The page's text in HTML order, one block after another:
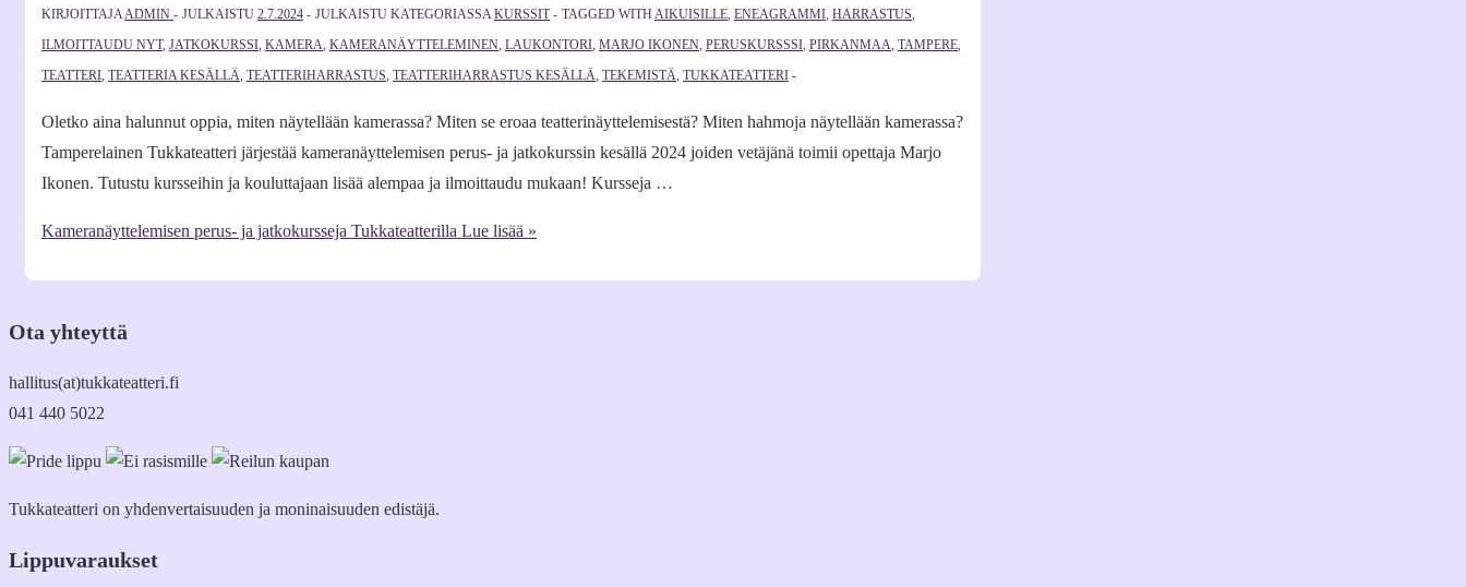
KIRJOITTAJAADMIN JULKAISTU 2.7.2024 JULKAISTU KATEGORIASSAKURSSIT TAGGED WITHAIKUISILLE, ENEAGRAMMI, HARRASTUS,
ILMOITTAUDU NYT, JATKOKURSSI, KAMERA, KAMERANÄYTTELEMINEN, LAUKONTORI, MARJO IKONEN, PERUSKURSSSI, PIRKANMAA, TAMPERE,
TEATTERI, TEATTERIA KESÄLLÄ, TEATTERIHARRASTUS, TEATTERIHARRASTUS KESÄLLÄ, TEKEMISTÄ, TUKKATEATTERI
Oletko aina halunnut oppia, miten näytellään kamerassa? Miten se eroaa teatterinäyttelemisestä? Miten hahmoja näytellään kamerassa?
Tamperelainen Tukkateatteri järjestää kameranäyttelemisen perus- ja jatkokurssin kesällä 2024 joiden vetäjänä toimii opettaja Marjo
Ikonen. Tutustu kursseihin ja kouluttajaan lisää alempaa ja ilmoittaudu mukaan! Kursseja …
Kameranäyttelemisen perus- ja jatkokursseja Tukkateatterilla Lue lisää »
Ota yhteyttä
hallitus(at)tukkateatteri.fi
041 440 5022
Tukkateatteri on yhdenvertaisuuden ja moninaisuuden edistäjä.
Lippuvaraukset